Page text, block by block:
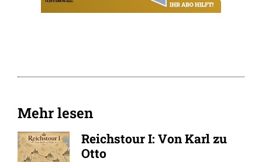
Mehr lesen
Reichstour I: Von Karl zu
Otto